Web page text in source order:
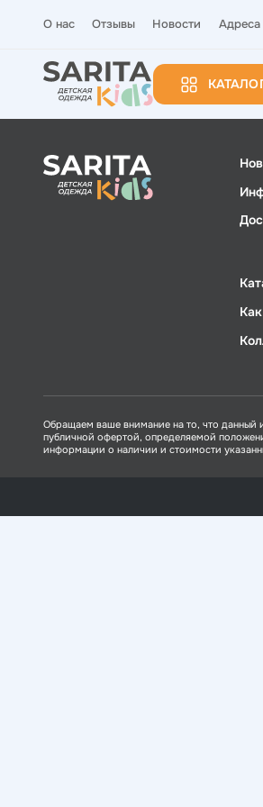
О нас Отзывы Новости Адреса
Обращаем ваше внимание на то, что данный
публичной офертой, определяемой
информации о наличии и стоимости